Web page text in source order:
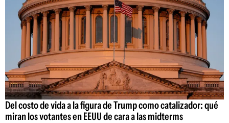
Del costo de vida a la figura de Trump como catalizador: qué
miran los votantes en EEUU de cara a las midterms